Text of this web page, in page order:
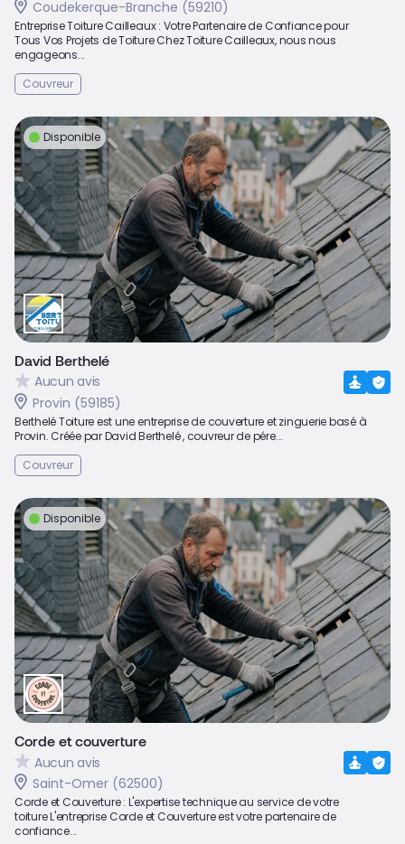
Coudekerque-Branche (59210)
Entreprise Toiture Cailleaux : Votre Partenaire de Confiance pour
Tous Vos Projets de Toiture Chez Toiture Cailleaux, nous nous
engageons...
Couvreur
Disponible
David Berthelé
Aucun avis
Provin (59185)
Berthelé Toiture est une entreprise de couverture et zinguerie basé à
Provin. Créée par David Berthelé , couvreur de pére...
Couvreur
Disponible
Corde et couverture
Aucun avis
Saint-Omer (62500)
Corde et Couverture : L'expertise technique au service de votre
toiture L'entreprise Corde et Couverture est votre partenaire de
confiance...